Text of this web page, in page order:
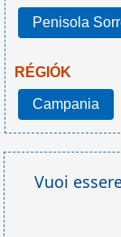
Penisola
RÉGIÓK
Campania
Vuoi